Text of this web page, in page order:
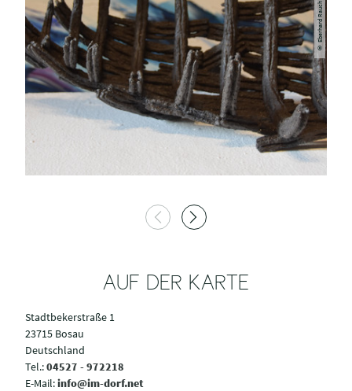
© Eberhard Rauch
AUF DER KARTE
Stadtbekerstraße 1
23715 Bosau
Deutschland
Tel.:04527 - 972218
E-Mail:info@im-dorf.net